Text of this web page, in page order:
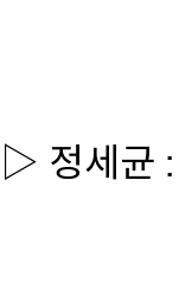
▷ 정세균 :